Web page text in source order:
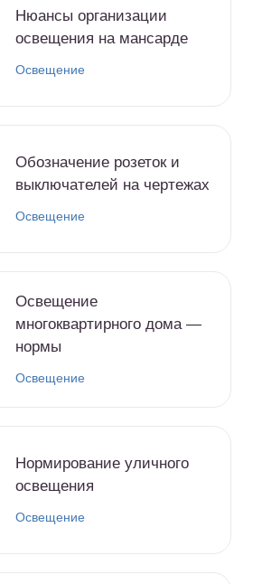
Нюансы организации
освещения на мансарде
Освещение
Обозначение розеток и
выключателей на чертежах
Освещение
Освещение
многоквартирного дома —
нормы
Освещение
Нормирование уличного
освещения
Освещение